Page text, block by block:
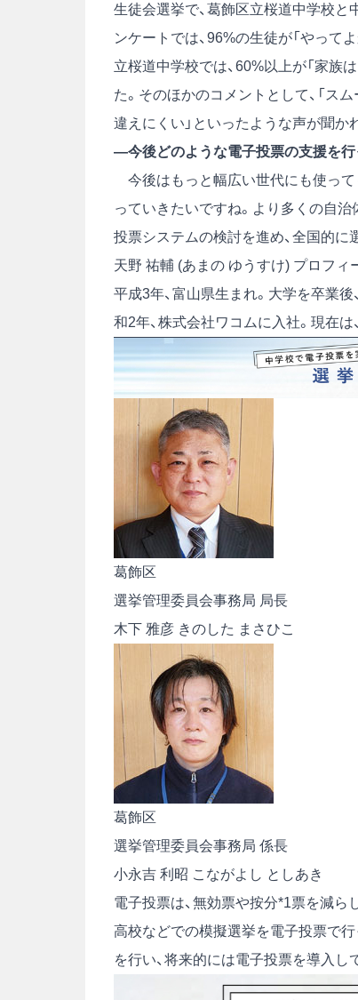
生徒会選挙で、葛飾区立桜道中学校と
ンケートでは、96%の生徒が「やって
立桜道中学校では、60%以上が「家族
た。そのほかのコメントとして、「ス
違えにくい」といったような声が聞か
―今後どのような電子投票の支援を行
今後はもっと幅広い世代にも使って
っていきたいですね。より多くの自
投票システムの検討を進め、全国的に
天野 祐輔 (あまの ゆうすけ) プロフィ
平成3年、富山県生まれ。大学を卒業
和2年、株式会社ワコムに入社。現在
葛飾区
選挙管理委員会事務局 局長
木下 雅彦 きのした まさひこ
葛飾区
選挙管理委員会事務局 係長
小永吉 利昭 こながよし としあき
電子投票は、無効票や按分*1票を減ら
高校などでの模擬選挙を電子投票で
を行い、将来的には電子投票を導入し